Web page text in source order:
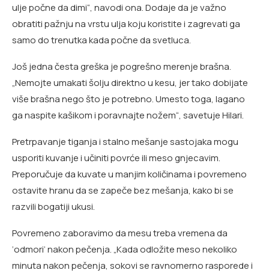
ulje počne da dimi“, navodi ona. Dodaje da je važno
obratiti pažnju na vrstu ulja koju koristite i zagrevati ga
samo do trenutka kada počne da svetluca.
Još jedna česta greška je pogrešno merenje brašna.
„Nemojte umakati šolju direktno u kesu, jer tako dobijate
više brašna nego što je potrebno. Umesto toga, lagano
ga naspite kašikom i poravnajte nožem“, savetuje Hilari.
Pretrpavanje tiganja i stalno mešanje sastojaka mogu
usporiti kuvanje i učiniti povrće ili meso gnjecavim.
Preporučuje da kuvate u manjim količinama i povremeno
ostavite hranu da se zapeče bez mešanja, kako bi se
razvili bogatiji ukusi.
Povremeno zaboravimo da mesu treba vremena da
‘odmori’ nakon pečenja. „Kada odložite meso nekoliko
minuta nakon pečenja, sokovi se ravnomerno rasporede i